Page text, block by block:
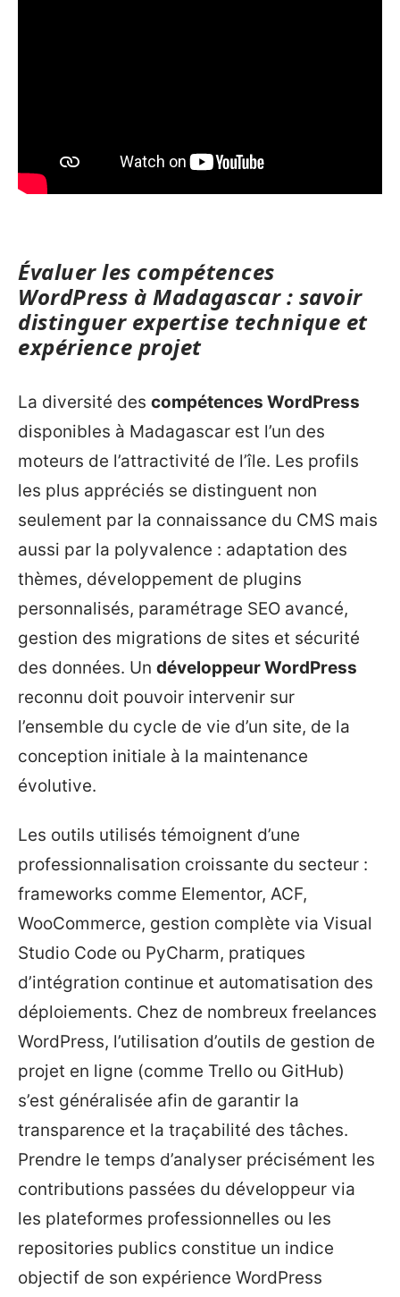
Évaluer les compétences
WordPress à Madagascar : savoir
distinguer expertise technique et
expérience projet
La diversité des compétences WordPress
disponibles à Madagascar est l’un des
moteurs de l’attractivité de l’île. Les profils
les plus appréciés se distinguent non
seulement par la connaissance du CMS mais
aussi par la polyvalence : adaptation des
thèmes, développement de plugins
personnalisés, paramétrage SEO avancé,
gestion des migrations de sites et sécurité
des données. Un développeur WordPress
reconnu doit pouvoir intervenir sur
l’ensemble du cycle de vie d’un site, de la
conception initiale à la maintenance
évolutive.
Les outils utilisés témoignent d’une
professionnalisation croissante du secteur :
frameworks comme Elementor, ACF,
WooCommerce, gestion complète via Visual
Studio Code ou PyCharm, pratiques
d’intégration continue et automatisation des
déploiements. Chez de nombreux freelances
WordPress, l’utilisation d’outils de gestion de
projet en ligne (comme Trello ou GitHub)
s’est généralisée afin de garantir la
transparence et la traçabilité des tâches.
Prendre le temps d’analyser précisément les
contributions passées du développeur via
les plateformes professionnelles ou les
repositories publics constitue un indice
objectif de son expérience WordPress